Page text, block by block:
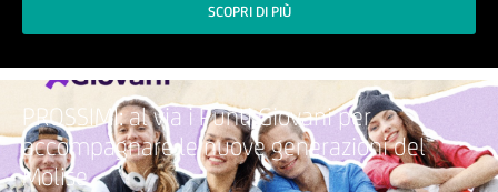
SCOPRI DI PIÙ
PROSSIMI: al via i Punti Giovani per
accompagnare le nuove generazioni del
Molise